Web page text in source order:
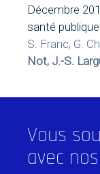
Décembre
santé publique
S. Franc, G.
Not, J.-S.
Vous
avec